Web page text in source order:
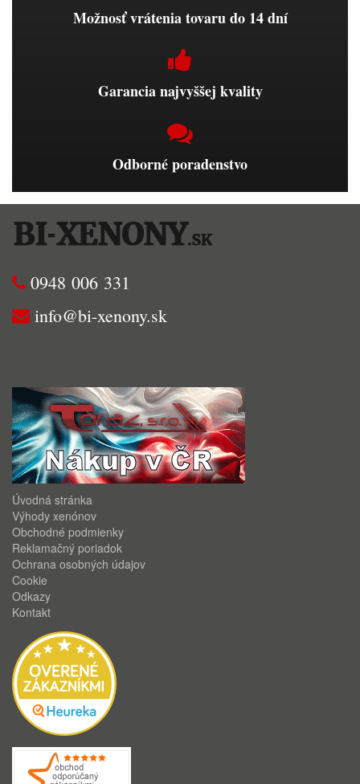
Možnosť vrátenia tovaru do 14 dní
Garancia najvyššej kvality
Odborné poradenstvo
0948 006 331
info@bi-xenony.sk
Úvodná stránka
Výhody xenónov
Obchodné podmienky
Reklamačný poriadok
Ochrana osobných údajov
Cookie
Odkazy
Kontakt